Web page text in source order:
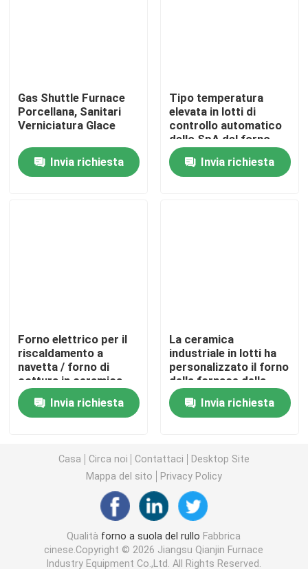
Casi
Richieda una citazione
Fornace a forma di scatola
forno a camera
forno di tunnel
fornace del contenitore di atmosfera
Forno di ricottura
Gas Shuttle Furnace
Porcellana, Sanitari
Verniciatura Glace
Invia richiesta
Tipo temperatura
elevata in lotti di
controllo automatico
dello SpA del forno
della navetta di
infornamento
Invia richiesta
Forno elettrico per il
riscaldamento a
navetta / forno di
cottura in ceramica
Tipo batch
Invia richiesta
La ceramica
industriale in lotti ha
personalizzato il forno
della fornace della
navetta della
sinterizzazione con
l'automobile del forno
Invia richiesta
Casa Circa noi Contattaci
Desktop Site
Mappa del sito
Privacy Policy
Qualità forno a suola del rullo Fabbrica
cinese.Copyright © 2026 Jiangsu Qianjin Furnace
Industry Equipment Co.,Ltd. All Rights Reserved.